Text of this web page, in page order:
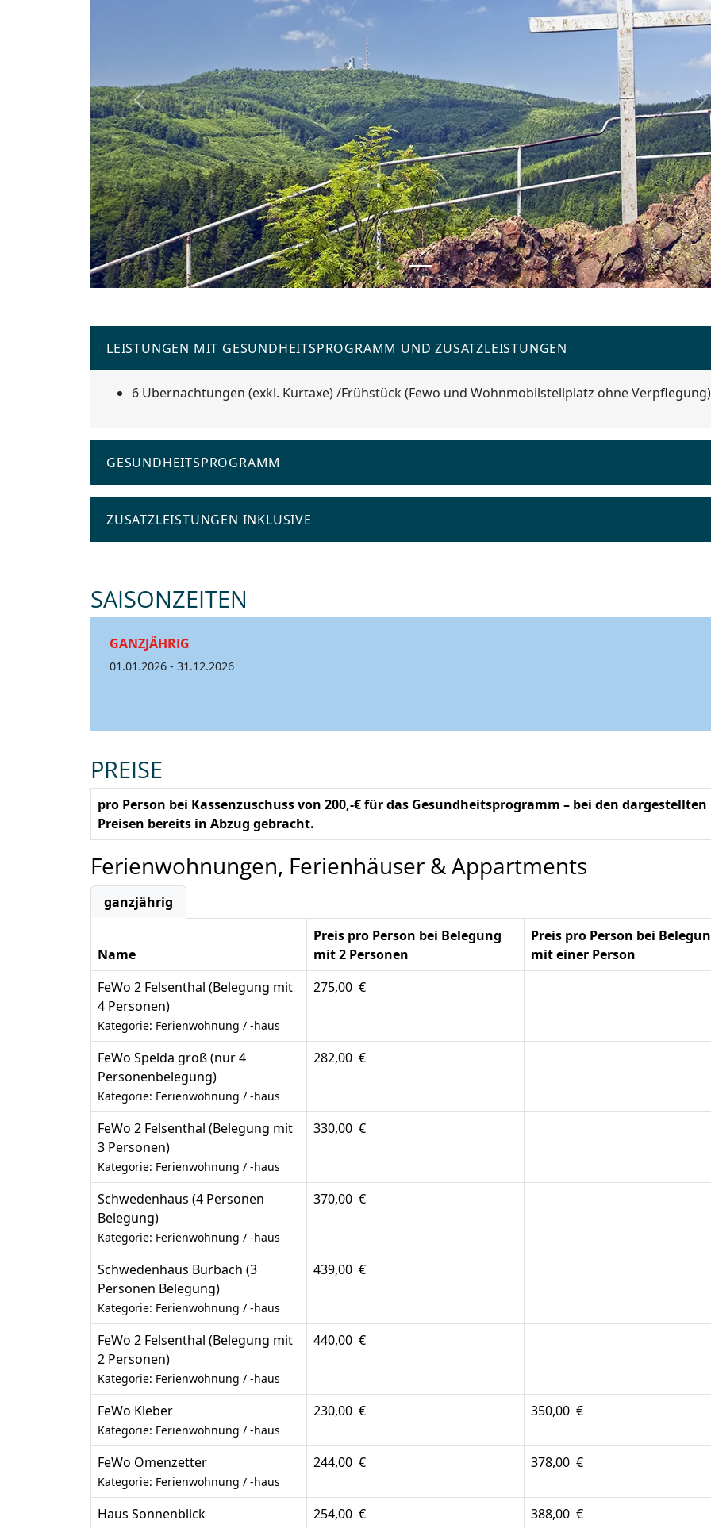
Previous
LEISTUNGEN MIT GESUNDHEITSPROGRAMM UND ZUSATZLEISTUNGEN
6 Übernachtungen (exkl. Kurtaxe) /Frühstück (Fewo und Wohnmobilstellplatz ohne Verpflegung)
GESUNDHEITSPROGRAMM
ZUSATZLEISTUNGEN INKLUSIVE
SAISONZEITEN
GANZJÄHRIG
01.01.2026 - 31.12.2026
PREISE
pro Person bei Kassenzuschuss von 200,-€ für das Gesundheitsprogramm – bei den dargestellten
Preisen bereits in Abzug gebracht.
Ferienwohnungen, Ferienhäuser & Appartments
ganzjährig
Name
Preis pro Person bei Belegung
mit 2 Personen
Preis pro Person bei
mit einer Person
FeWo 2 Felsenthal (Belegung mit
4 Personen)
Kategorie: Ferienwohnung / -haus
275,00 €
FeWo Spelda groß (nur 4
Personenbelegung)
Kategorie: Ferienwohnung / -haus
282,00 €
FeWo 2 Felsenthal (Belegung mit
3 Personen)
Kategorie: Ferienwohnung / -haus
330,00 €
Schwedenhaus (4 Personen
Belegung)
Kategorie: Ferienwohnung / -haus
370,00 €
Schwedenhaus Burbach (3
Personen Belegung)
Kategorie: Ferienwohnung / -haus
439,00 €
FeWo 2 Felsenthal (Belegung mit
2 Personen)
Kategorie: Ferienwohnung / -haus
440,00 €
FeWo Kleber
Kategorie: Ferienwohnung / -haus
230,00 € 350,00 €
FeWo Omenzetter
Kategorie: Ferienwohnung / -haus
244,00 € 378,00 €
Haus Sonnenblick 254,00 € 388,00 €